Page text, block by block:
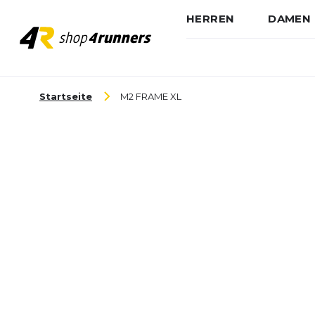
HERREN DAMEN
Startseite M2 FRAME XL